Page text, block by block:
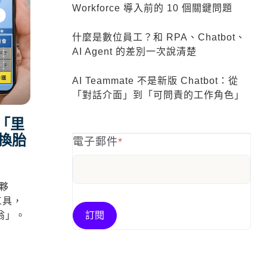
里
胎
，
」。
Workforce 導入前的 10 個關鍵問題
什麼是數位員工？和 RPA、Chatbot、
AI Agent 的差別一次說清楚
AI Teammate 不是新版 Chatbot：從
「對話介面」到「可問責的工作角色」
電子郵件*